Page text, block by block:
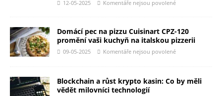
12-05-2025 Komentáře nejsou povolené
Domácí pec na pizzu Cuisinart CPZ-120
promění vaši kuchyň na italskou pizzerii
09-05-2025 Komentáře nejsou povolené
Blockchain a růst krypto kasin: Co by měli
vědět milovníci technologií